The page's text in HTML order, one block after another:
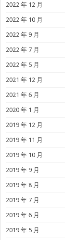
2022 年 12 月
2022 年 10 月
2022 年 9 月
2022 年 7 月
2022 年 5 月
2021 年 12 月
2021 年 6 月
2020 年 1 月
2019 年 12 月
2019 年 11 月
2019 年 10 月
2019 年 9 月
2019 年 8 月
2019 年 7 月
2019 年 6 月
2019 年 5 月